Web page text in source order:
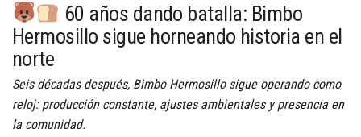
60 años dando batalla: Bimbo
Hermosillo sigue horneando historia en el
norte
Seis décadas después, Bimbo Hermosillo sigue operando como
reloj: producción constante, ajustes ambientales y presencia en
la comunidad.